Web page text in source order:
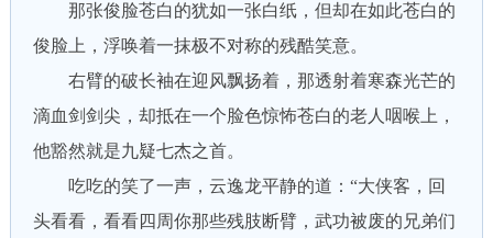
那张俊脸苍白的犹如一张白纸，但却在如此苍白的
俊脸上，浮唤着一抹极不对称的残酷笑意。
右臂的破长袖在迎风飘扬着，那透射着寒森光芒的
滴血剑剑尖，却抵在一个脸色惊怖苍白的老人咽喉上，
他豁然就是九疑七杰之首。
吃吃的笑了一声，云逸龙平静的道：“大侠客，回
头看看，看看四周你那些残肢断臂，武功被废的兄弟们